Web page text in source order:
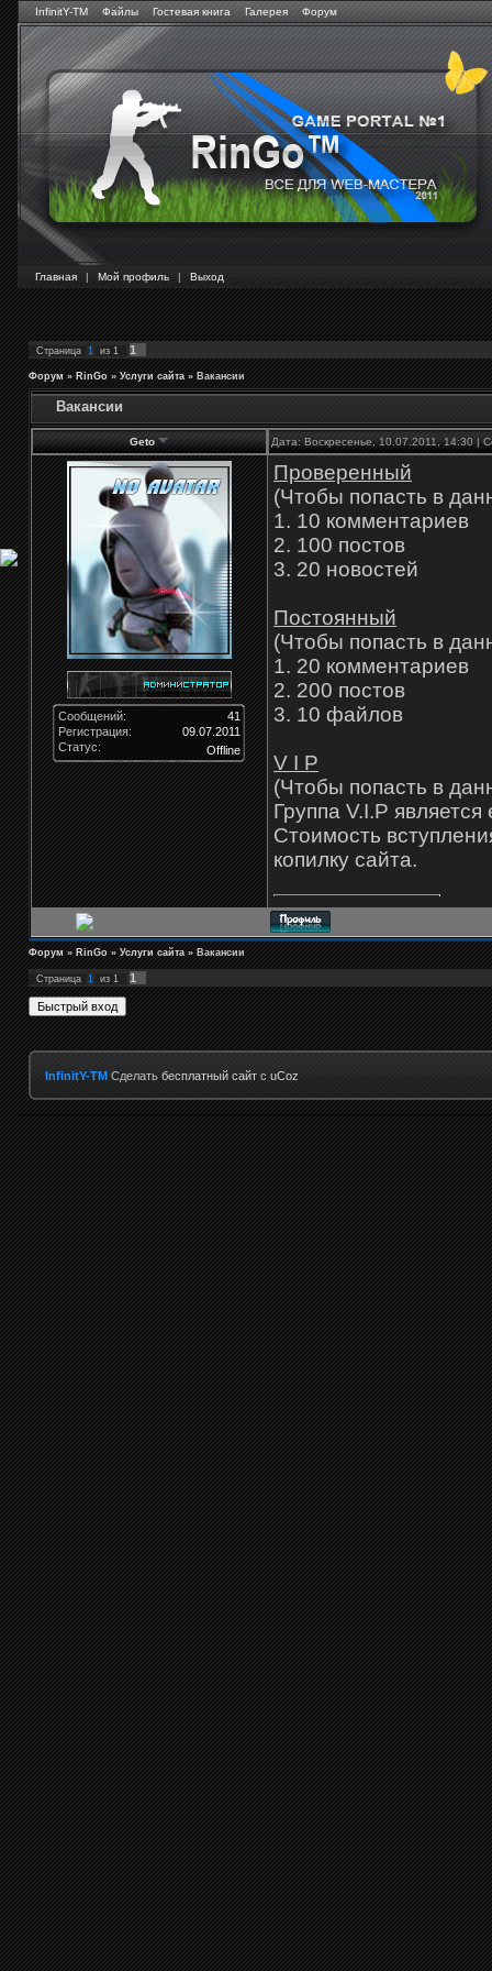
InfinitY-TM Файлы Гостевая книга Галерея Форум
Главная | Мой профиль | Выход
Страница 1 из 1 1
Форум » RinGo » Услуги сайта » Вакансии
Вакансии
Geto Дата: Воскресенье, 10.07.2011, 14:30 |
Сообщений:
41
Регистрация:
09.07.2011
Статус:
Offline
Проверенный
(Чтобы попасть в
1. 10 комментариев
2. 100 постов
3. 20 новостей
Постоянный
(Чтобы попасть в
1. 20 комментариев
2. 200 постов
3. 10 файлов
V I P
(Чтобы попасть в
Группа V.I.P
Стоимость
копилку сайта.
Форум » RinGo » Услуги сайта » Вакансии
Страница 1 из 1 1
InfinitY-TM Сделать бесплатный сайт с uCoz